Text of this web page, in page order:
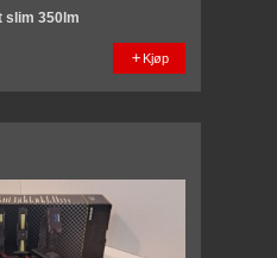
slim 350lm
Kjøp